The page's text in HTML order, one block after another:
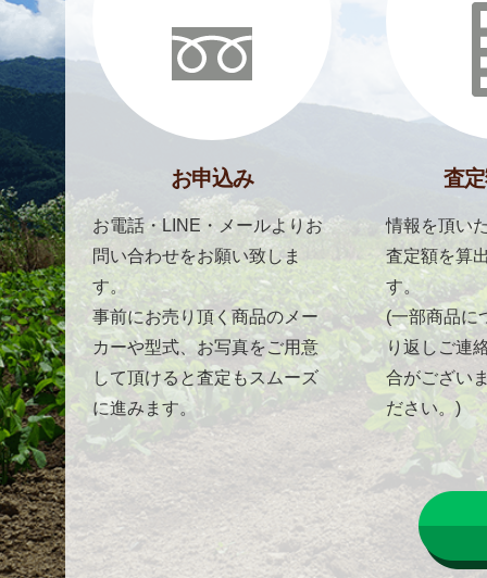
お申込み
お電話・LINE・メールよりお
問い合わせをお願い致しま
す。
事前にお売り頂く商品のメー
カーや型式、お写真をご用意
して頂けると査定もスムーズ
に進みます。
査
情報を頂い
査定額を算
す。
(一部商品に
り返しご連
合がござい
ださい。)